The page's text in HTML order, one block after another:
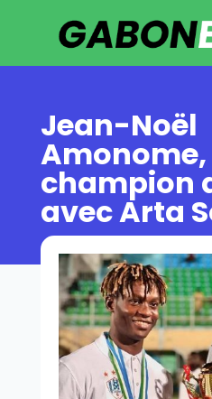
Jean-Noël
Amonome,
champion
avec Arta